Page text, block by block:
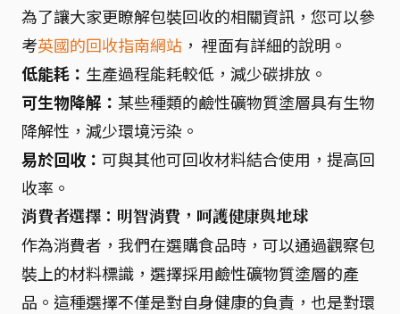
為了讓大家更瞭解包裝回收的相關資訊，您可以參
考英國的回收指南網站 ， 裡面有詳細的說明。
低能耗： 生產過程能耗較低，減少碳排放。
可生物降解： 某些種類的鹼性礦物質塗層具有生物
降解性，減少環境污染。
易於回收： 可與其他可回收材料結合使用，提高回
收率。
消費者選擇：明智消費，呵護健康與地球
作為消費者，我們在選購食品時，可以通過觀察包
裝上的材料標識，選擇採用鹼性礦物質塗層的產
品。這種選擇不僅是對自身健康的負責，也是對環